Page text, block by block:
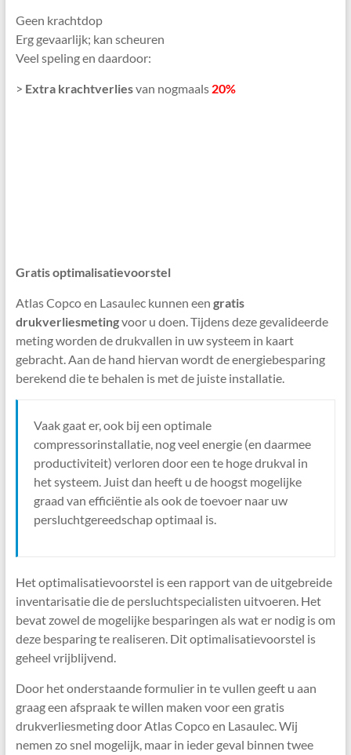
Geen krachtdop
Erg gevaarlijk; kan scheuren
Veel speling en daardoor:
> Extra krachtverliesvan nogmaals 20%
Gratis optimalisatievoorstel
Atlas Copco en Lasaulec kunnen een gratis
drukverliesmetingvoor u doen. Tijdens deze gevalideerde
meting worden de drukvallen in uw systeem in kaart
gebracht. Aan de hand hiervan wordt de energiebesparing
berekend die te behalen is met de juiste installatie.
Vaak gaat er, ook bij een optimale
compressorinstallatie, nog veel energie (en daarmee
productiviteit) verloren door een te hoge drukval in
het systeem. Juist dan heeft u de hoogst mogelijke
graad van efficiëntie als ook de toevoer naar uw
persluchtgereedschap optimaal is.
Het optimalisatievoorstel is een rapport van de uitgebreide
inventarisatie die de persluchtspecialisten uitvoeren. Het
bevat zowel de mogelijke besparingen als wat er nodig is om
deze besparing te realiseren. Dit optimalisatievoorstel is
geheel vrijblijvend.
Door het onderstaande formulier in te vullen geeft u aan
graag een afspraak te willen maken voor een gratis
drukverliesmeting door Atlas Copco en Lasaulec. Wij
nemen zo snel mogelijk, maar in ieder geval binnen twee